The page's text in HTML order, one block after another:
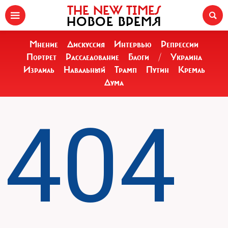
THE NEW TIMES
НОВОЕ ВРЕМЯ
Мнение Дискуссия Интервью
Репрессии
Портрет
Расследование Блоги /
Украина
Израиль
Навальный Трамп Путин
Кремль
Дума
404